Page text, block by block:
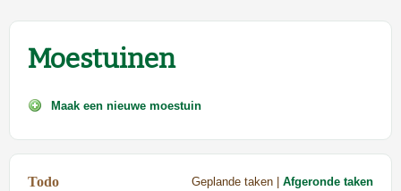
Moestuinen
Maak een nieuwe moestuin
Todo Geplande taken | Afgeronde taken